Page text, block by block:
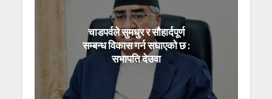
चाडपर्वले सुमधुर र सौहार्दपूर्ण
सम्बन्ध विकास गर्न सघाएको छ :
सभापति देउवा